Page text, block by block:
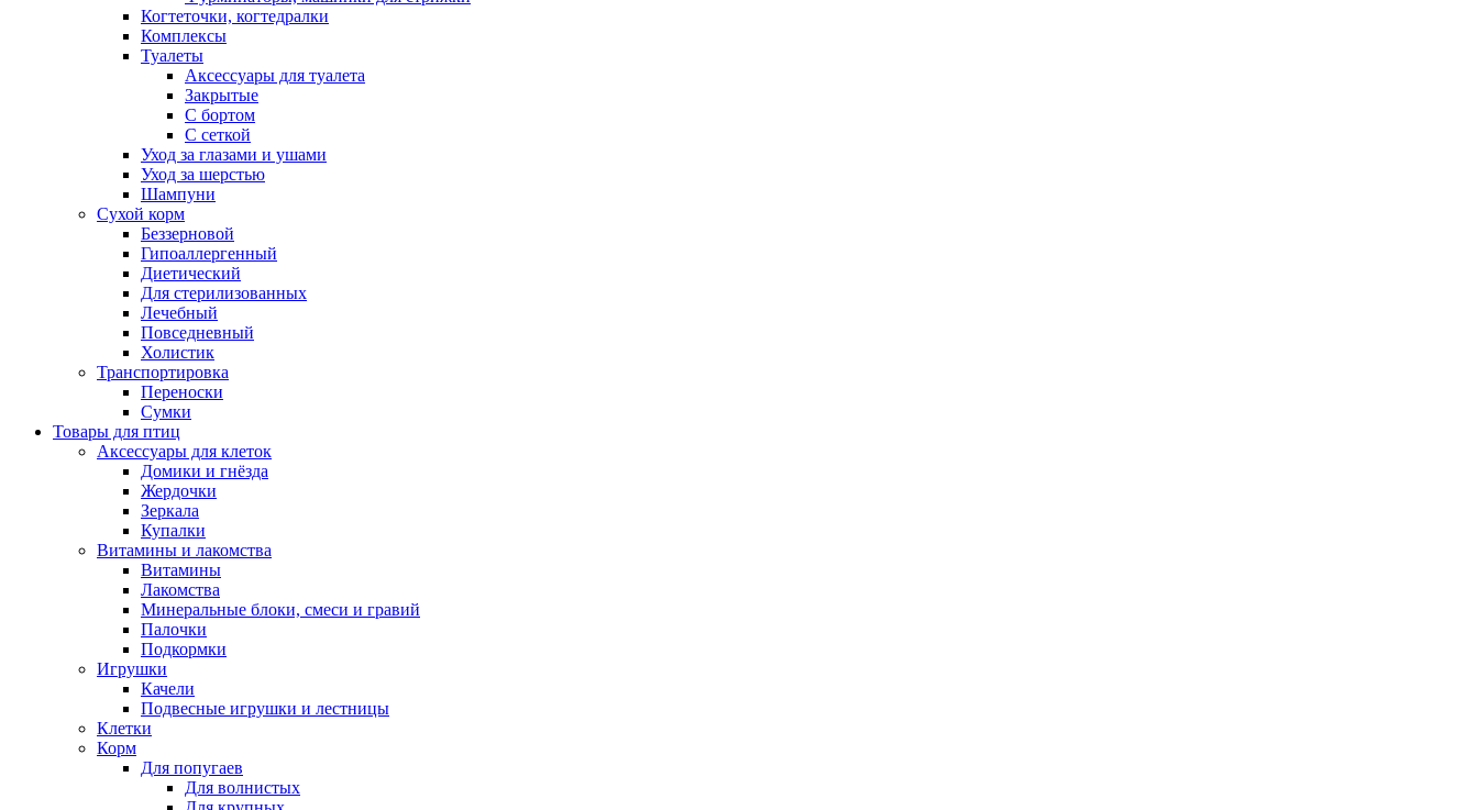
Когтеточки, когтедралки
Комплексы
Туалеты
Аксессуары для туалета
Закрытые
С бортом
С сеткой
Уход за глазами и ушами
Уход за шерстью
Шампуни
Сухой корм
Беззерновой
Гипоаллергенный
Диетический
Для стерилизованных
Лечебный
Повседневный
Холистик
Транспортировка
Переноски
Сумки
Товары для птиц
Аксессуары для клеток
Домики и гнёзда
Жердочки
Зеркала
Купалки
Витамины и лакомства
Витамины
Лакомства
Минеральные блоки, смеси и гравий
Палочки
Подкормки
Игрушки
Качели
Подвесные игрушки и лестницы
Клетки
Корм
Для попугаев
Для волнистых